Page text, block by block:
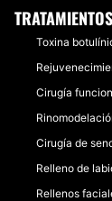
Toxina
Cirugía
Cirugía de
Relleno de
Rellenos